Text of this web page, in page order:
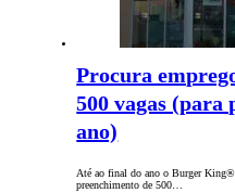
Procura
500 vagas (para
ano)
Até ao final do ano o Burger King®
preenchimento de 500…